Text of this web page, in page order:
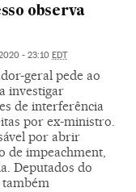
observa
- 23:10 EDT
geral pede ao
investigar
de interferência
por ex-ministro.
por abrir
de impeachment,
Deputados do
também